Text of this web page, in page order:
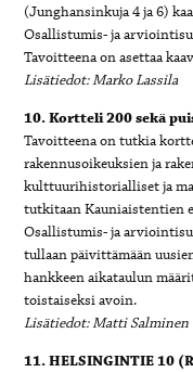
(Junghansinkuja 4 ja 6)
Osallistumis- ja
Tavoitteena on asettaa
Lisätiedot: Marko Lassila
10. Kortteli 200 sekä
Tavoitteena on tutkia
rakennusoikeuksien ja
kulttuurihistorialliset ja
tutkitaan Kauniaistentien
Osallistumis- ja
tullaan päivittämään
hankkeen aikataulun
toistaiseksi avoin.
Lisätiedot: Matti Salminen
11. HELSINGINTIE 10